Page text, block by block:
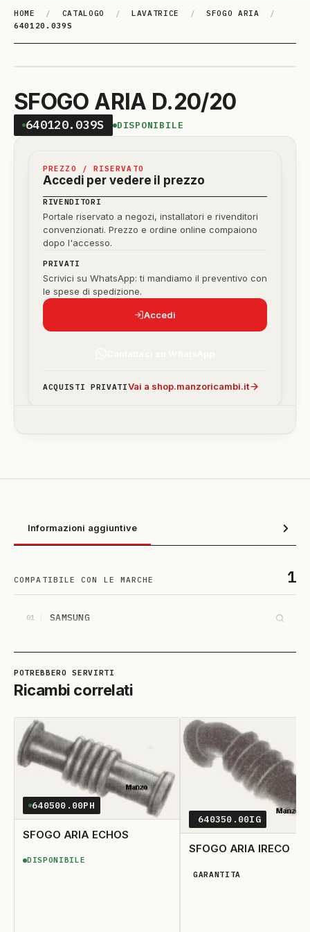
HOME / CATALOGO / LAVATRICE / SFOGO ARIA
/
640120.039S
SFOGO ARIA D.20/20
640120.039S DISPONIBILE
PREZZO / RISERVATO
Accedi per vedere il prezzo
RIVENDITORI
Portale riservato a negozi, installatori e rivenditori
convenzionati. Prezzo e ordine online compaiono
dopo l'accesso.
PRIVATI
Scrivici su WhatsApp: ti mandiamo il preventivo con
le spese di spedizione.
Accedi
ACQUISTI PRIVATIVai a shop.manzoricambi.it
Informazioni aggiuntive
COMPATIBILE CON LE MARCHE 1
01 SAMSUNG
Ricambi correlati
640500.00PH
SFOGO ARIA ECHOS
DISPONIBILE
DISPONIBILE
640350.00IG
SFOGO ARIA IRECO
DISPONIBILITÀ GARANTITA
GARANTITA